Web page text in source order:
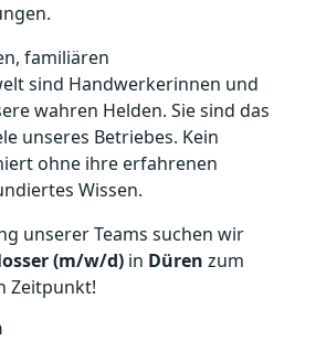
familiären
sind Handwerkerinnen und
wahren Helden. Sie sind das
unseres Betriebes. Kein
ohne ihre erfahrenen
Wissen.
unserer Teams suchen wir
(m/w/d) in Dürenzum
Zeitpunkt!